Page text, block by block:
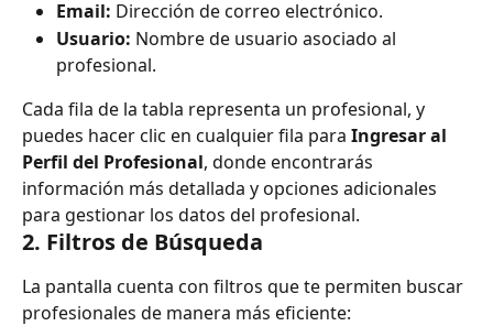
Email: Dirección de correo electrónico.
Usuario: Nombre de usuario asociado al
profesional.
Cada fila de la tabla representa un profesional, y
puedes hacer clic en cualquier fila para Ingresar al
Perfil del Profesional, donde encontrarás
información más detallada y opciones adicionales
para gestionar los datos del profesional.
2. Filtros de Búsqueda
La pantalla cuenta con filtros que te permiten buscar
profesionales de manera más eficiente: